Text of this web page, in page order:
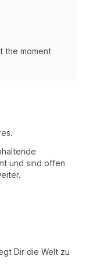
the moment
und sind offen
Dir die Welt zu